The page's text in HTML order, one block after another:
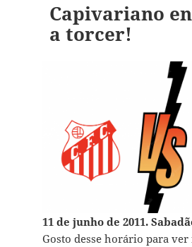
Capivariano
a torcer!
11 de junho de 2011.
Gosto desse horário para